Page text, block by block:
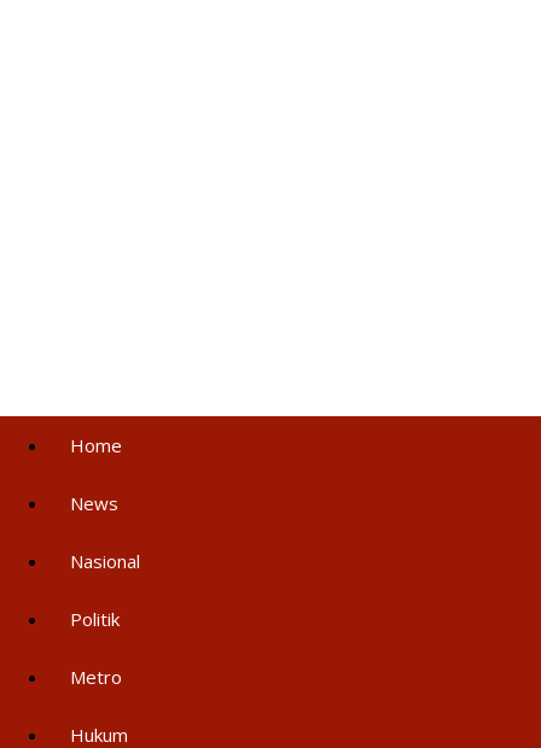
Home
News
Nasional
Politik
Metro
Hukum